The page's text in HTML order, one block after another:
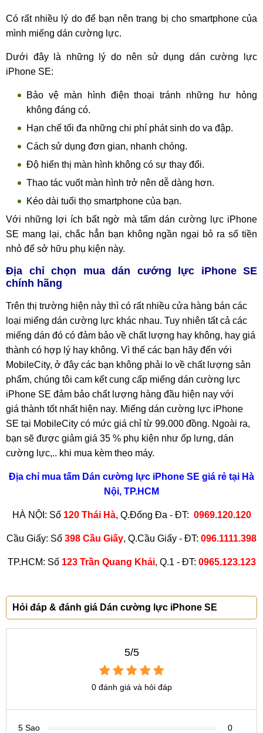
Có rất nhiều lý do để bạn nên trang bị cho smartphone của
mình miếng dán cường lực.
Dưới đây là những lý do nên sử dụng dán cường lực
iPhone SE:
Bảo vệ màn hình điện thoại tránh những hư hỏng
không đáng có.
Hạn chế tối đa những chi phí phát sinh do va đập.
Cách sử dụng đơn gian, nhanh chóng.
Độ hiển thị màn hình không có sự thay đổi.
Thao tác vuốt màn hình trở nên dễ dàng hơn.
Kéo dài tuổi thọ smartphone của bạn.
Với những lợi ích bất ngờ mà tấm dán cường lực iPhone
SE mang lại, chắc hẳn bạn không ngần ngại bỏ ra số tiền
nhỏ để sở hữu phụ kiện này.
Địa chỉ chọn mua dán cướng lực iPhone SE
chính hãng
Trên thị trường hiện này thì có rất nhiều cửa hàng bán các
loại miếng dán cường lực khác nhau. Tuy nhiên tất cả các
miếng dán đó có đảm bảo về chất lượng hay không, hay giá
thành có hợp lý hay không. Vì thế các bạn hãy đến với
MobileCity, ở đây các bạn không phải lo về chất lượng sản
phẩm, chúng tôi cam kết cung cấp miếng dán cường lực
iPhone SE đảm bảo chất lượng hàng đầu hiện nay với
giá thành tốt nhất hiện nay. Miếng dán cường lực iPhone
SE tại MobileCity có mức giá chỉ từ 99.000 đồng. Ngoài ra,
bạn sẽ được giảm giá 35 % phụ kiện như ốp lưng, dán
cường lực,.. khi mua kèm theo máy.
Địa chỉ mua tấm Dán cường lực iPhone SE giá rẻ tại Hà
Nội, TP.HCM
HÀ NỘI: Số120 Thái Hà, Q.Đống Đa - ĐT: 0969.120.120
Cầu Giấy: Số 398 Cầu Giấy, Q.Cầu Giấy - ĐT: 096.1111.398
TP.HCM: Số 123 Trần Quang Khải, Q.1 - ĐT: 0965.123.123
Hỏi đáp & đánh giá Dán cường lực iPhone SE
5/5
0 đánh giá và hỏi đáp
5 Sao
0